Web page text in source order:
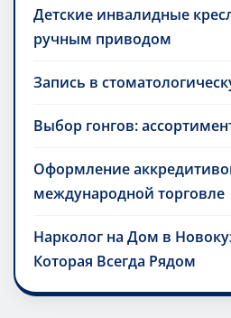
Детские инвалидные
ручным приводом
Запись в
Выбор гонгов:
Оформление
международной торговле
Нарколог на Дом в
Которая Всегда Рядом